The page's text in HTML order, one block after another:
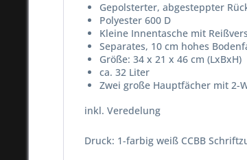
Gepolsterter, abgesteppter
Polyester 600 D
Kleine Innentasche mit
Separates, 10 cm hohes
Größe: 34 x 21 x 46 cm (LxBxH)
ca. 32 Liter
Zwei große Hauptfächer mit 2-
inkl. Veredelung
Druck: 1-farbig weiß CCBB